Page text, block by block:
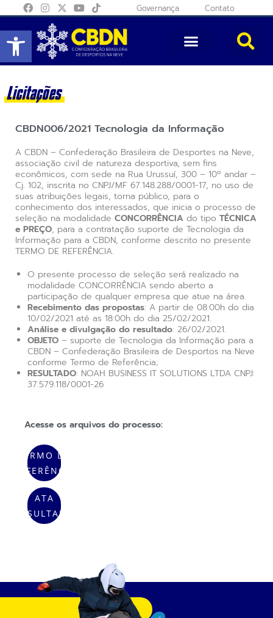
Abrir a barra de ferramentas
Governança Contato
Licitações
CBDN006/2021 Tecnologia da Informação
A CBDN – Confederação Brasileira de Desportes na Neve,
associação civil de natureza desportiva, sem fins
econômicos, com sede na Rua Urussuí, 300 – 10º andar –
Cj. 102, inscrita no CNPJ/MF 67.148.288/0001-17, no uso de
suas atribuições legais, torna público, para o
conhecimento dos interessados, que inicia o processo de
seleção na modalidade CONCORRÊNCIA do tipo TÉCNICA
e PREÇO, para a contratação suporte de Tecnologia da
Informação para a CBDN, conforme descrito no presente
TERMO DE REFERÊNCIA.
O presente processo de seleção será realizado na
modalidade CONCORRÊNCIA sendo aberto a
participação de qualquer empresa que atue na área.
Recebimento das propostas: A partir de 08:00h do dia
10/02/2021 até as 18:00h do dia 25/02/2021.
Análise e divulgação do resultado: 26/02/2021.
OBJETO – suporte de Tecnologia da Informação para a
CBDN – Confederação Brasileira de Desportos na Neve
conforme Termo de Referência;
RESULTADO: NOAH BUSINESS IT SOLUTIONS LTDA CNPJ:
37.579.118/0001-26
Acesse os arquivos do processo:
TERMO DE
REFERÊNCIA
ATA
RESULTADO